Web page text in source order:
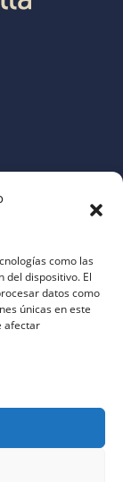
como las
del dispositivo. El
datos como
únicas en este
afectar